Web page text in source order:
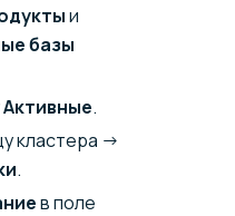
и
базы
Активные.
кластера →
.
в поле